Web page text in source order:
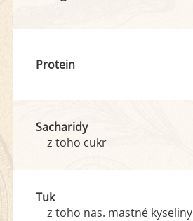
Protein
Sacharidy
z toho cukr
Tuk
z toho nas. mastné kyseliny